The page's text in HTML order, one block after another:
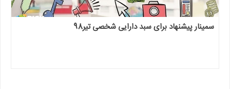
سمینار پیشنهاد برای سبد دارایی شخصی تیر98